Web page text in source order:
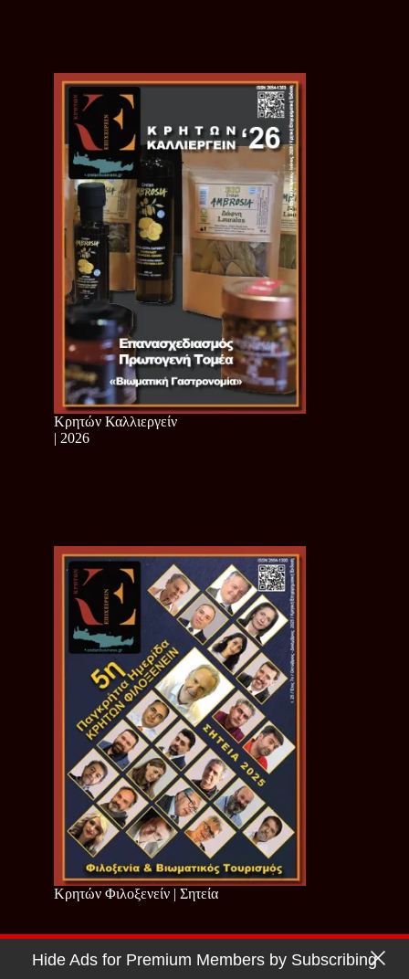
Κρητών Καλλιεργείν
| 2026
Κρητών Φιλοξενείν | Σητεία
Copyright © 2026 - Cretan Business | Κρητών Επιχειρείν
Hide Ads for Premium Members by Subscribing